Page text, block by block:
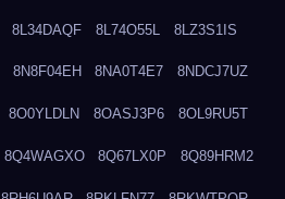
8L34DAQF 8L74O55L 8LZ3S1IS
8N8F04EH 8NA0T4E7 8NDCJ7UZ
8O0YLDLN 8OASJ3P6 8OL9RU5T
8Q4WAGXO 8Q67LX0P 8Q89HRM2